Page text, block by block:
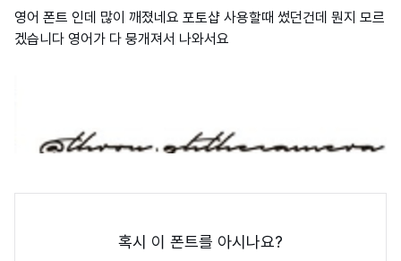
영어 폰트 인데 많이 깨졌네요 포토샵 사용할때 썼던건데 뭔지 모르
겠습니다 영어가 다 뭉개져서 나와서요
혹시 이 폰트를 아시나요?